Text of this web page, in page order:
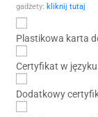
gadżety: kliknij tutaj
Plastikowa karta
Certyfikat w
Dodatkowy